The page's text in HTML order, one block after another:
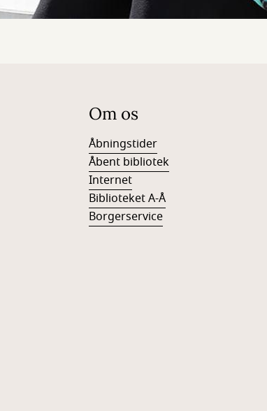
Om os
Åbningstider
Åbent bibliotek
Internet
Biblioteket A-Å
Borgerservice